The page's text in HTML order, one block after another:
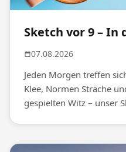
Sketch vor 9 – In
07.08.2026
Jeden Morgen treffen
Klee, Normen Sträche
gespielten Witz – unser